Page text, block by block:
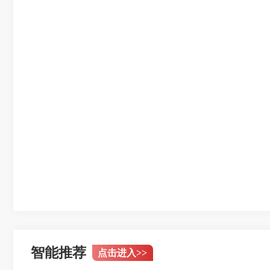
智能推荐 点击进入>>